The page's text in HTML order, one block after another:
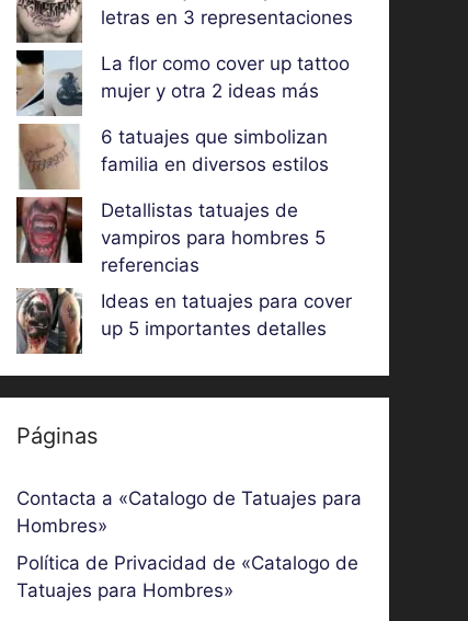
letras en 3 representaciones
La flor como cover up tattoo
mujer y otra 2 ideas más
6 tatuajes que simbolizan
familia en diversos estilos
Detallistas tatuajes de
vampiros para hombres 5
referencias
Ideas en tatuajes para cover
up 5 importantes detalles
Páginas
Contacta a «Catalogo de Tatuajes para
Hombres»
Política de Privacidad de «Catalogo de
Tatuajes para Hombres»